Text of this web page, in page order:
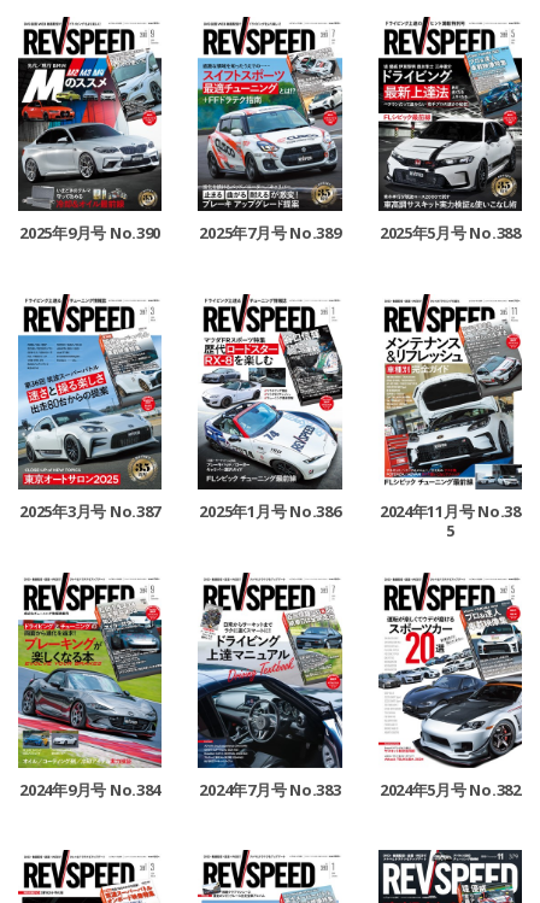
2025年9月号 No.390 2025年7月号 No.389 2025年5月号 No.388
2025年3月号 No.387 2025年1月号 No.386
2024年11月号 No.38
5
2024年9月号 No.384 2024年7月号 No.383 2024年5月号 No.382